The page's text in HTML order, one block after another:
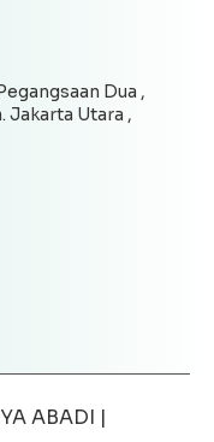
Dua ,
Jakarta Utara ,
ABADI |